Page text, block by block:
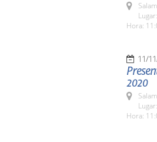
Hora:
11/
2020
Hora: